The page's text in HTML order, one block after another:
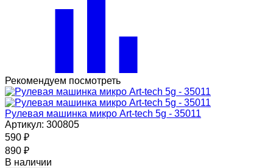
Рекомендуем посмотреть
Рулевая машинка микро Art-tech 5g - 35011
Артикул: 300805
590 ₽
890 ₽
В наличии